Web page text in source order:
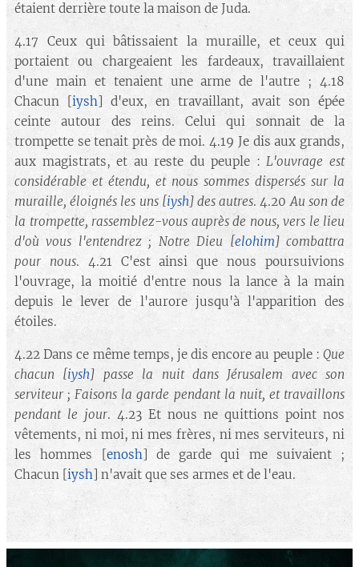
étaient derrière toute la maison de Juda.
4.17 Ceux qui bâtissaient la muraille, et ceux qui
portaient ou chargeaient les fardeaux, travaillaient
d'une main et tenaient une arme de l'autre ; 4.18
Chacun [iysh] d'eux, en travaillant, avait son épée
ceinte autour des reins. Celui qui sonnait de la
trompette se tenait près de moi. 4.19 Je dis aux grands,
aux magistrats, et au reste du peuple :L'ouvrage est
considérable et étendu, et nous sommes dispersés sur la
muraille, éloignés les uns [iysh]des autres. 4.20Au son de
la trompette, rassemblez-vous auprès de nous, vers le lieu
d'où vous l'entendrez ; Notre Dieu[elohim]combattra
pour nous. 4.21 C'est ainsi que nous poursuivions
l'ouvrage, la moitié d'entre nous la lance à la main
depuis le lever de l'aurore jusqu'à l'apparition des
étoiles.
4.22 Dans ce même temps, je dis encore au peuple : Que
chacun [iysh] passe la nuit dans Jérusalem avec son
serviteur ; Faisons la garde pendant la nuit, et travaillons
pendant le jour. 4.23 Et nous ne quittions point nos
vêtements, ni moi, ni mes frères, ni mes serviteurs, ni
les hommes [enosh] de garde qui me suivaient ;
Chacun [iysh] n'avait que ses armes et de l'eau.